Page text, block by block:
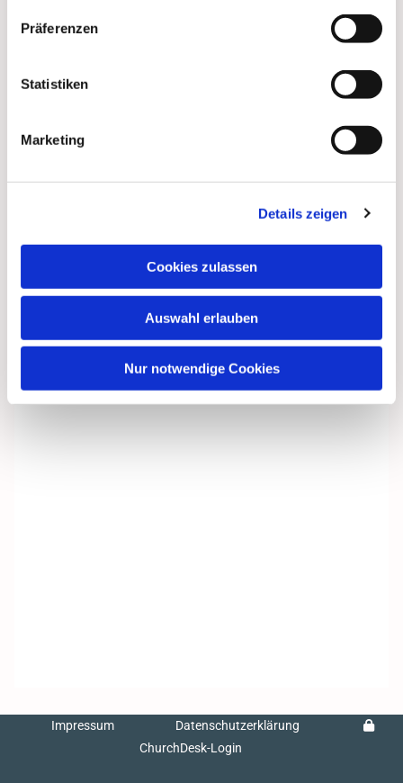
Präferenzen
Statistiken
Marketing
Details zeigen
Cookies zulassen
Auswahl erlauben
Nur notwendige Cookies
Dies könnte Sie auch
Impressum
Datenschutzerklärung
ChurchDesk-Login